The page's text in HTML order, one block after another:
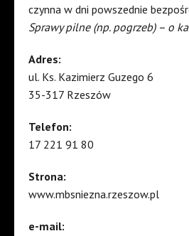
czynna w dni powszednie
Sprawy pilne (np. pogrzeb) – o
Adres:
ul. Ks. Kazimierz Guzego 6
35-317 Rzeszów
Telefon:
17 221 91 80
Strona:
www.mbsniezna.rzeszow.pl
e-mail: